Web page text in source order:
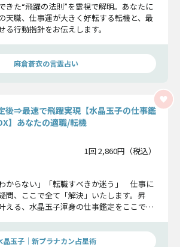
きた“飛躍の法則”を霊視で解明。あなたに
天職、仕事運が大きく好転する転機と、最
る行動指針をお伝えします。
麻倉蒼衣の言霊占い
後⇒最速で飛躍実現【水晶玉子の仕事鑑
】あなたの適職/転機
1回 2,860円（税込）
からない」「転職すべきか迷う」 仕事に
問、ここで全て「解決」いたします。昇
える、水晶玉子渾身の仕事鑑定をここでお
晶玉子｜新プラナカン占星術